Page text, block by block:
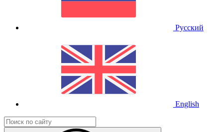
Русский
English